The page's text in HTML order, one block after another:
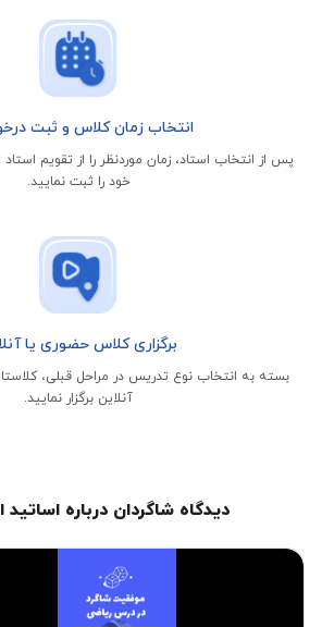
انتخاب زمان کلاس و ثبت
پس از انتخاب استاد، زمان موردنظر را از تقویم
خود را ثبت نمایید.
برگزاری کلاس حضوری یا
بسته به انتخاب نوع تدریس در مراحل قبلی،
آنلاین برگزار نمایید.
دیدگاه شاگردان درباره اساتید